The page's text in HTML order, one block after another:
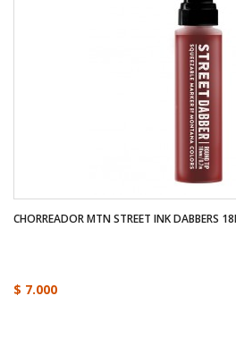
CHORREADOR MTN STREET INK DABBERS
$ 7.000